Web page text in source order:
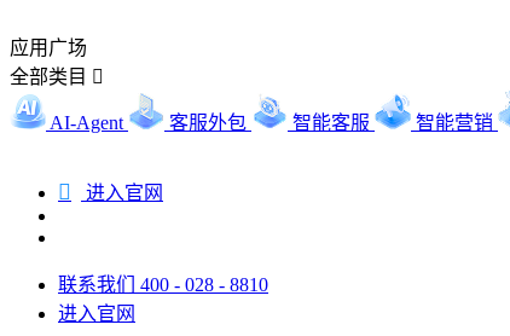
应用广场
全部类目 
AI-Agent 客服外包 智能客服 智能营销
 进入官网
联系我们 400 - 028 - 8810
进入官网